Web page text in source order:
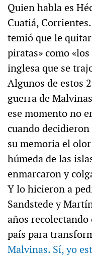
Quien habla es
Cuatiá,
temió que le
piratas» como
inglesa que se
Algunos de estos
guerra de
ese momento no
cuando
su memoria el
húmeda de las
enmarcaron y
Y lo hicieron a
Sandstede y
años
país para
Malvinas. Sí, yo